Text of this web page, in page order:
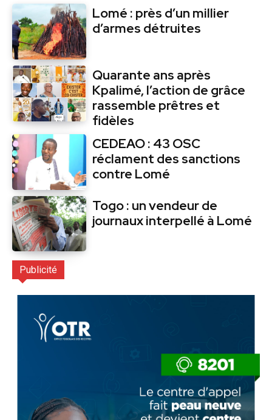
Lomé : près d’un millier
d’armes détruites
Quarante ans après
Kpalimé, l’action de grâce
rassemble prêtres et
fidèles
CEDEAO : 43 OSC
réclament des sanctions
contre Lomé
Togo : un vendeur de
journaux interpellé à Lomé
Publicité